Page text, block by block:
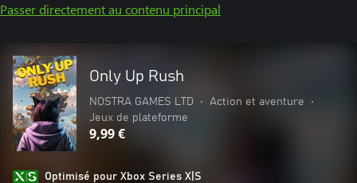
Passer directement au contenu principal
Only Up Rush
NOSTRA GAMES LTD • Action et aventure
•
Jeux de plateforme
9,99 €
Optimisé pour Xbox Series X|S